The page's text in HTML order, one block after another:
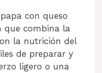
con queso
que combina la
la nutrición del
de preparar y
ligero o una